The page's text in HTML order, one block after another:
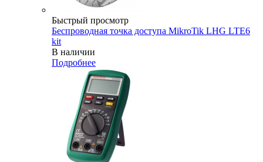
Быстрый просмотр
Беспроводная точка доступа MikroTik LHG LTE6
kit
В наличии
Подробнее